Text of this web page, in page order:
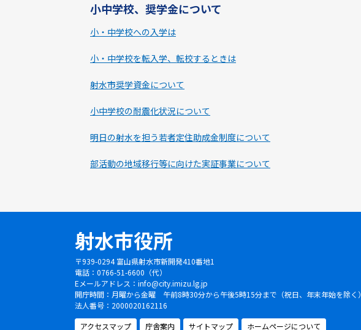
小中学校、奨学金について
小・中学校への入学は
小・中学校を転入学、転校するときは
射水市奨学資金について
小中学校の耐震化状況について
明日の射水を担う若者定住助成金制度について
部活動の地域移行等に向けた実証事業について
射水市役所
〒939-0294 富山県射水市新開発410番地1
電話：0766-51-6600（代）
Eメールアドレス： info@city.imizu.lg.jp
開庁時間：月曜から金曜 午前8時30分から午後5時15分まで（祝日、年末年始を除く）
法人番号：2000020162116
アクセスマップ
庁舎案内 サイトマップ ホームページについて